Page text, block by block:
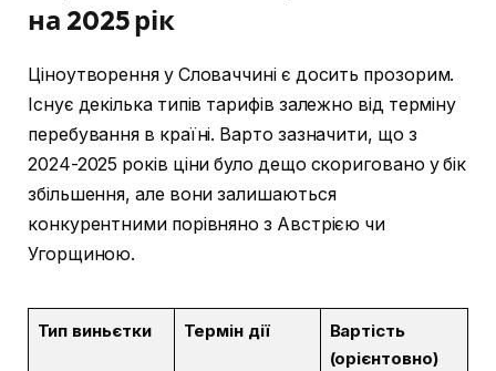
на 2025 рік
Ціноутворення у Словаччині є досить прозорим.
Існує декілька типів тарифів залежно від терміну
перебування в країні. Варто зазначити, що з
2024-2025 років ціни було дещо скориговано у бік
збільшення, але вони залишаються
конкурентними порівняно з Австрією чи
Угорщиною.
Тип виньєтки Термін дії
Вартість
(орієнтовно)